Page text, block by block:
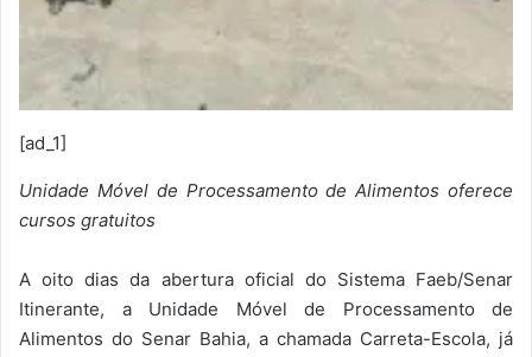
[ad_1]
Unidade Móvel de Processamento de Alimentos oferece
cursos gratuitos
A oito dias da abertura oficial do Sistema Faeb/Senar
Itinerante, a Unidade Móvel de Processamento de
Alimentos do Senar Bahia, a chamada Carreta-Escola, já